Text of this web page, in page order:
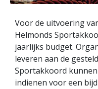
Voor de uitvoering
Helmonds
jaarlijks budget.
leveren aan de
Sportakkoord
indienen voor een